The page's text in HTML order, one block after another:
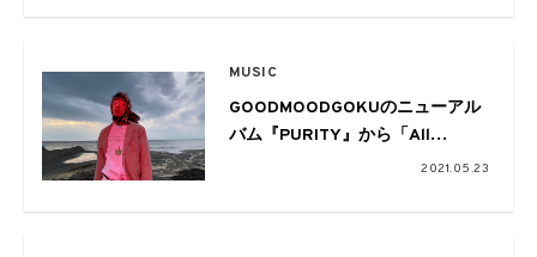
参加
MUSIC
GOODMOODGOKUのニューアル
バム『PURITY』から「All
Right」のオフィシャル・ビジュ
2021.05.23